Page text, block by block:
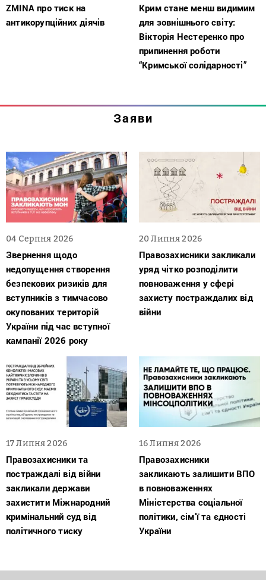
ZMINA про тиск на
антикорупційних діячів
Крим стане менш видимим
для зовнішнього світу:
Вікторія Нестеренко про
припинення роботи
“Кримської солідарності”
Заяви
04 Серпня 2026
Звернення щодо
недопущення створення
безпекових ризиків для
вступників з тимчасово
окупованих територій
України під час вступної
кампанії 2026 року
20 Липня 2026
Правозахисники закликали
уряд чітко розподілити
повноваження у сфері
захисту постраждалих від
війни
17 Липня 2026
Правозахисники та
постраждалі від війни
закликали держави
захистити Міжнародний
кримінальний суд від
політичного тиску
16 Липня 2026
Правозахисники
закликають залишити ВПО
в повноваженнях
Міністерства соціальної
політики, сім’ї та єдності
України